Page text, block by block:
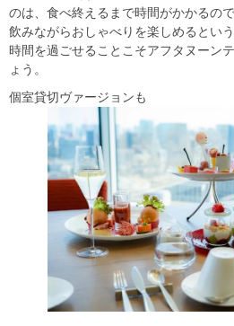
のは、食べ終えるまで時間がかかるの
飲みながらおしゃべりを楽しめるとい
時間を過ごせることこそアフタヌーン
ょう。
個室貸切ヴァージョンも